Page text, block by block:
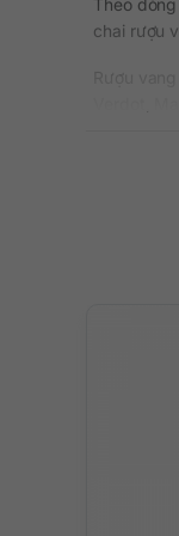
chai rượu
Rượu
Hiện
Château
Loại
Giống
Dung
Màu
Nhiệt
Quy